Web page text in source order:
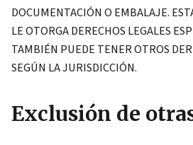
DOCUMENTACIÓN O EMBALAJE.
LE OTORGA DERECHOS LEGALES
TAMBIÉN PUEDE TENER OTROS
SEGÚN LA JURISDICCIÓN.
Exclusión de